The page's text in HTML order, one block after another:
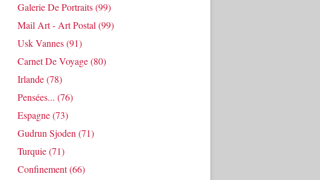
Galerie De Portraits(99)
Mail Art - Art Postal (99)
Usk Vannes(91)
Carnet De Voyage(80)
Irlande(78)
Pensées... (76)
Espagne(73)
Gudrun Sjoden (71)
Turquie(71)
Confinement(66)